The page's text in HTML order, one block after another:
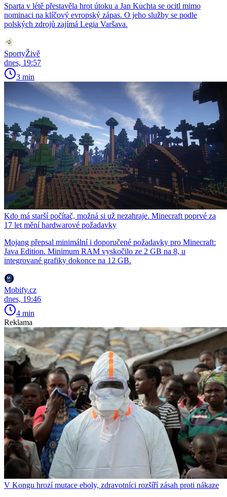
Sparta v létě přestavěla hrot útoku a Jan Kuchta se ocitl mimo
nominaci na klíčový evropský zápas. O jeho služby se podle
polských zdrojů zajímá Legia Varšava.
SportyŽivě
dnes, 19:57
3 min
Kdo má starší počítač, možná si už nezahraje. Minecraft poprvé za
17 let mění hardwarové požadavky
Mojang přepsal minimální i doporučené požadavky pro Minecraft:
Java Edition. Minimum RAM vyskočilo ze 2 GB na 8, u
integrované grafiky dokonce na 12 GB.
Mobify.cz
dnes, 19:46
4 min
Reklama
V Kongu hrozí mutace eboly, zdravotníci rozšíří zásah proti nákaze